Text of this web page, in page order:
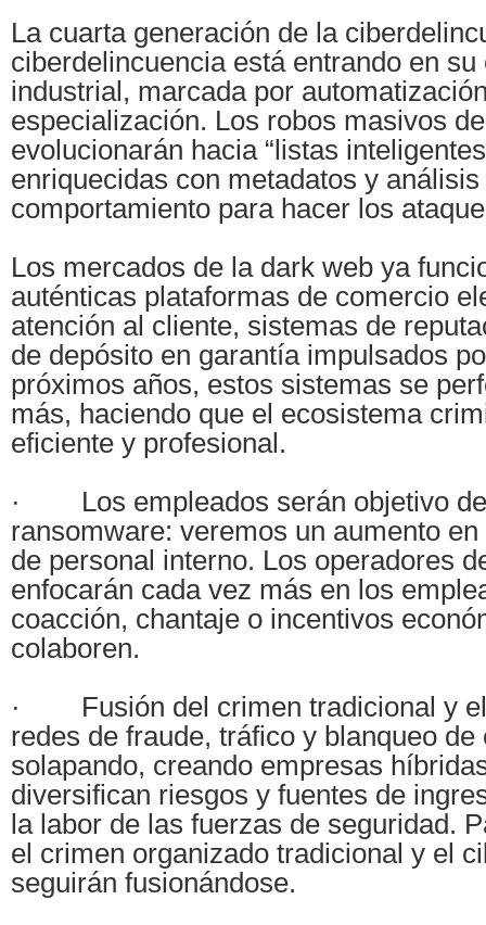
La cuarta generación de la
ciberdelincuencia está entrando en su
industrial, marcada por
especialización. Los robos masivos
evolucionarán hacia “listas
enriquecidas con metadatos y análisis
comportamiento para hacer los
Los mercados de la dark web ya
auténticas plataformas de comercio
atención al cliente, sistemas de
de depósito en garantía impulsados
próximos años, estos sistemas se
más, haciendo que el ecosistema
eficiente y profesional.
· Los empleados serán objetivo de
ransomware: veremos un aumento
de personal interno. Los operadores
enfocarán cada vez más en los
coacción, chantaje o incentivos
colaboren.
· Fusión del crimen tradicional y el
redes de fraude, tráfico y blanqueo
solapando, creando empresas
diversifican riesgos y fuentes de
la labor de las fuerzas de seguridad.
el crimen organizado tradicional y el
seguirán fusionándose.